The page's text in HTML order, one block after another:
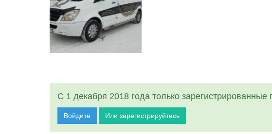
С 1 декабря 2018 года только зарегистрированные
Войдите Или зарегистрируйтесь